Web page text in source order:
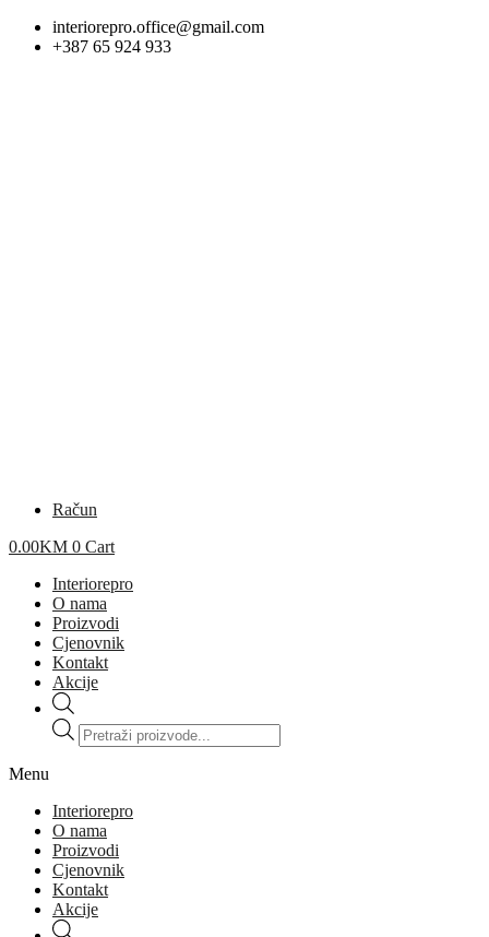
Skip
interiorepro.office@gmail.com
+387 65 924 933
Račun
0.00KM 0 Cart
Interiorepro
O nama
Proizvodi
Cjenovnik
Kontakt
Akcije
Products
search
Menu
Interiorepro
O nama
Proizvodi
Cjenovnik
Kontakt
Akcije